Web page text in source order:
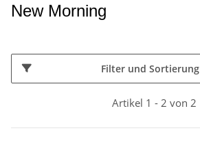
New Morning
Filter und Sortierung
Artikel 1 - 2 von 2